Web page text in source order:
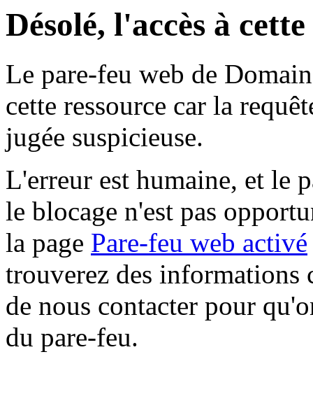
Désolé, l'accès à
Le pare-feu web de
cette ressource car la
jugée suspicieuse.
L'erreur est humaine, et le
le blocage n'est pas
la page Pare-feu web activé
trouverez des informations
de nous contacter pour
du pare-feu.